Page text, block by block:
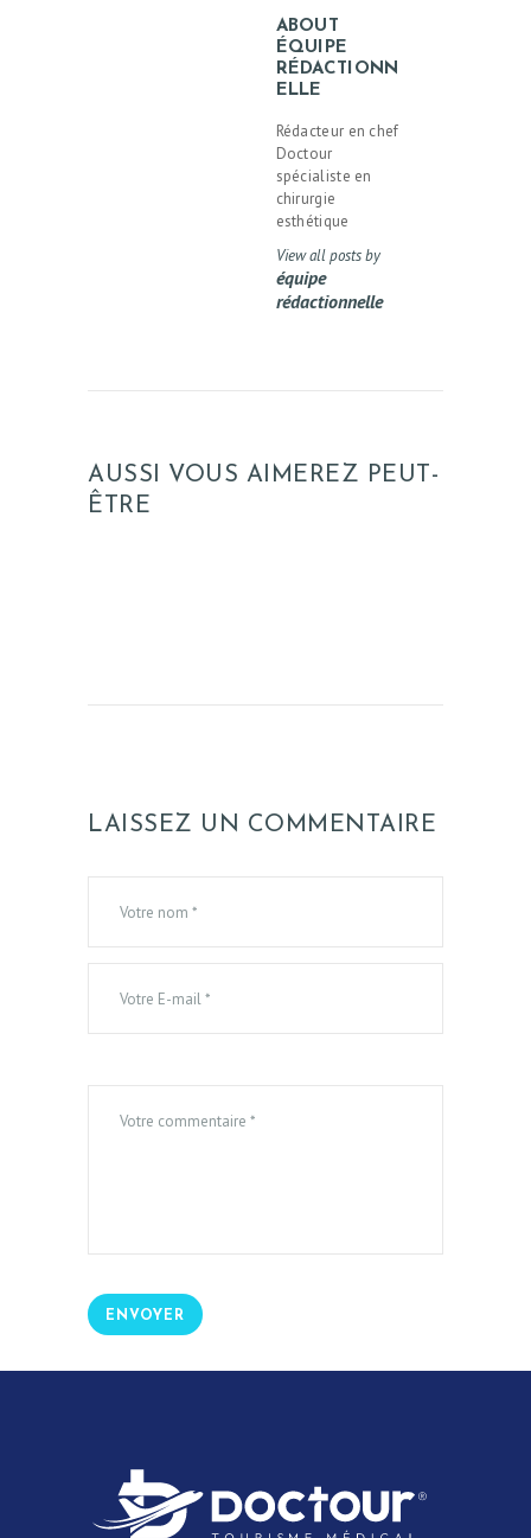
ABOUT
ÉQUIPE
RÉDACTIONN
ELLE
Rédacteur en chef
Doctour
spécialiste en
chirurgie
esthétique
View all posts by
équipe
rédactionnelle
AUSSI VOUS AIMEREZ PEUT-
ÊTRE
LAISSEZ UN COMMENTAIRE